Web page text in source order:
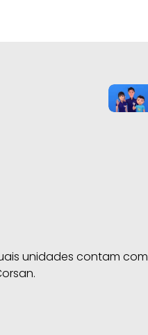
unidades contam com